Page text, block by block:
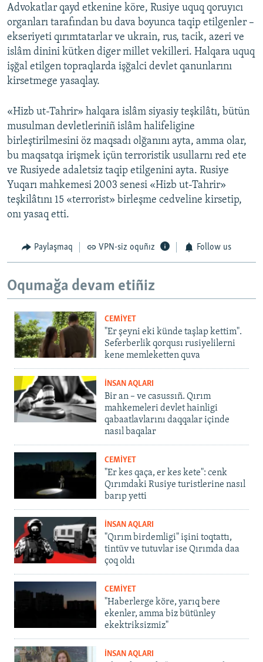
Advokatlar qayd etkenine köre, Rusiye uquq qoruyıcı
organları tarafından bu dava boyunca taqip etilgenler –
ekseriyeti qırımtatarlar ve ukrain, rus, tacik, azeri ve
islâm dinini kütken diger millet vekilleri. Halqara uquq
işğal etilgen topraqlarda işğalci devlet qanunlarını
kirsetmege yasaqlay.
«Hizb ut-Tahrir» halqara islâm siyasiy teşkilâtı, bütün
musulman devletleriniñ islâm halifeligine
birleştirilmesini öz maqsadı olğanını ayta, amma olar,
bu maqsatqa irişmek içün terroristik usullarnı red ete
ve Rusiyede adaletsiz taqip etilgenini ayta. Rusiye
Yuqarı mahkemesi 2003 senesi «Hizb ut-Tahrir»
teşkilâtını 15 «terrorist» birleşme cedveline kirsetip,
onı yasaq etti.
Paylaşmaq VPN-siz oquñız Follow us
Oqumağa devam etiñiz
CEMİYET
"Er şeyni eki künde taşlap kettim".
Seferberlik qorqusı rusiyelilerni
kene memleketten quva
İNSAN AQLARI
Bir an – ve casussıñ. Qırım
mahkemeleri devlet hainligi
qabaatlavlarını daqqalar içinde
nasıl baqalar
CEMİYET
"Er kes qaça, er kes kete": cenk
Qırımdaki Rusiye turistlerine nasıl
barıp yetti
İNSAN AQLARI
"Qırım birdemligi" işini toqtattı,
tintüv ve tutuvlar ise Qırımda daa
çoq oldı
CEMİYET
"Haberlerge köre, yarıq bere
ekenler, amma biz bütünley
ekektriksizmiz"
İNSAN AQLARI